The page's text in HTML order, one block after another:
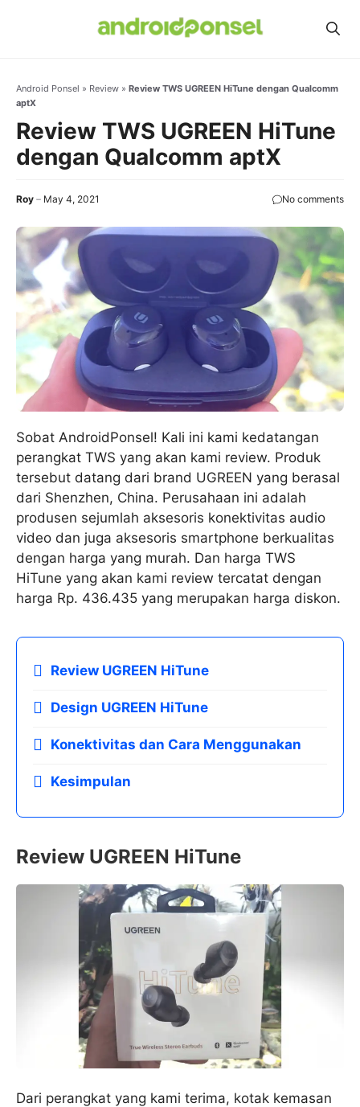
Android Ponsel » Review » Review TWS UGREEN HiTune dengan Qualcomm
aptX
Review TWS UGREEN HiTune
dengan Qualcomm aptX
Roy May 4, 2021 No comments
Sobat AndroidPonsel! Kali ini kami kedatangan
perangkat TWS yang akan kami review. Produk
tersebut datang dari brand UGREEN yang berasal
dari Shenzhen, China. Perusahaan ini adalah
produsen sejumlah aksesoris konektivitas audio
video dan juga aksesoris smartphone berkualitas
dengan harga yang murah. Dan harga TWS
HiTune yang akan kami review tercatat dengan
harga Rp. 436.435 yang merupakan harga diskon.
Review UGREEN HiTune
Design UGREEN HiTune
Konektivitas dan Cara Menggunakan
Kesimpulan
Review UGREEN HiTune
Dari perangkat yang kami terima, kotak kemasan